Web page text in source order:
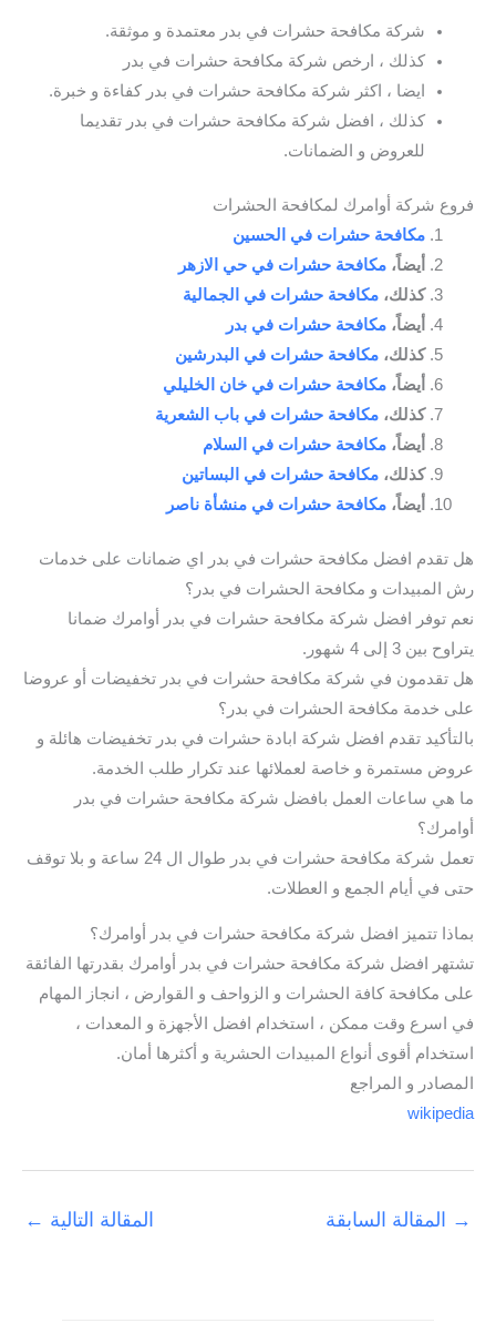
شركة مكافحة حشرات في بدر معتمدة و موثقة.
كذلك ، ارخص شركة مكافحة حشرات في بدر
ايضا ، اكثر شركة مكافحة حشرات في بدر كفاءة و خبرة.
كذلك ، افضل شركة مكافحة حشرات في بدر تقديما
للعروض و الضمانات.
فروع شركة أوامرك لمكافحة الحشرات
مكافحة حشرات في الحسين
أيضاً، مكافحة حشرات في حي الازهر
كذلك، مكافحة حشرات في الجمالية
أيضاً، مكافحة حشرات في بدر
كذلك، مكافحة حشرات في البدرشين
أيضاً، مكافحة حشرات في خان الخليلي
كذلك، مكافحة حشرات في باب الشعرية
أيضاً، مكافحة حشرات في السلام
كذلك، مكافحة حشرات في البساتين
أيضاً، مكافحة حشرات في منشأة ناصر
هل تقدم افضل مكافحة حشرات في بدر اي ضمانات على خدمات
رش المبيدات و مكافحة الحشرات في بدر؟
نعم توفر افضل شركة مكافحة حشرات في بدر أوامرك ضمانا
يتراوح بين 3 إلى 4 شهور.
هل تقدمون في شركة مكافحة حشرات في بدر تخفيضات أو عروضا
على خدمة مكافحة الحشرات في بدر؟
بالتأكيد تقدم افضل شركة ابادة حشرات في بدر تخفيضات هائلة و
عروض مستمرة و خاصة لعملائها عند تكرار طلب الخدمة.
ما هي ساعات العمل بافضل شركة مكافحة حشرات في بدر
أوامرك؟
تعمل شركة مكافحة حشرات في بدر طوال ال 24 ساعة و بلا توقف
حتى في أيام الجمع و العطلات.
بماذا تتميز افضل شركة مكافحة حشرات في بدر أوامرك؟
تشتهر افضل شركة مكافحة حشرات في بدر أوامرك بقدرتها الفائقة
على مكافحة كافة الحشرات و الزواحف و القوارض ، انجاز المهام
في اسرع وقت ممكن ، استخدام افضل الأجهزة و المعدات ،
استخدام أقوى أنواع المبيدات الحشرية و أكثرها أمان.
المصادر و المراجع
wikipedia
→ المقالة السابقة المقالة التالية ←